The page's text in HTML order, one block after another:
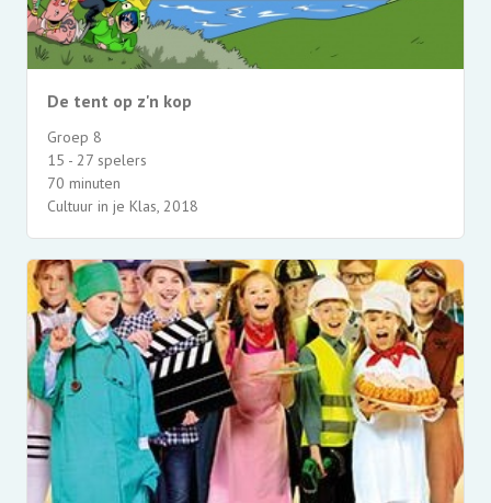
De tent op z'n kop
Groep 8
15 - 27 spelers
70 minuten
Cultuur in je Klas, 2018